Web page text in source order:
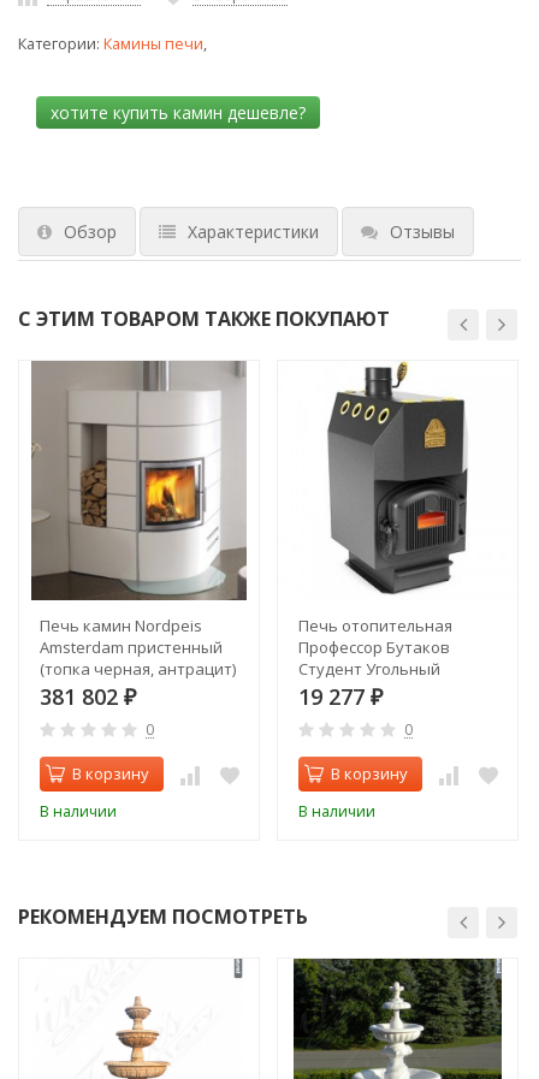
Категории: Камины печи,
Обзор Характеристики Отзывы
С ЭТИМ ТОВАРОМ ТАКЖЕ ПОКУПАЮТ
Печь камин Nordpeis
Amsterdam пристенный
(топка черная, антрацит)
381 802 ₽
0
В корзину
В наличии
Печь отопительная
Профессор Бутаков
Студент Угольный
19 277 ₽
0
В корзину
В наличии
РЕКОМЕНДУЕМ ПОСМОТРЕТЬ